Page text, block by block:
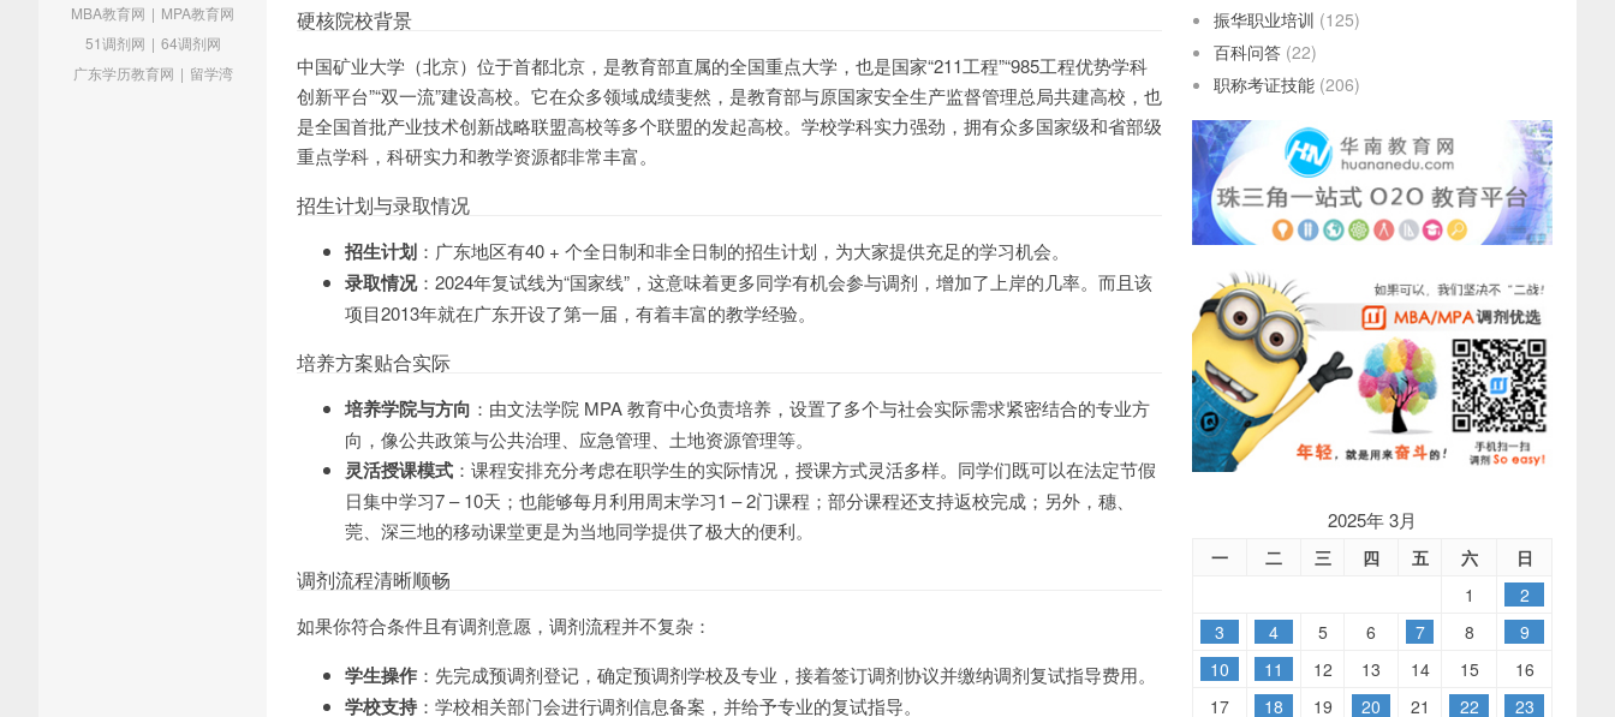
MBA教育网 | MPA教育网
51调剂网 | 64调剂网
广东学历教育网 | 留学湾
硬核院校背景
中国矿业大学（北京）位于首都北京，是教育部直属的全国重点大学，也是国家“211工程”“985工程优势学科
创新平台”“双一流”建设高校。它在众多领域成绩斐然，是教育部与原国家安全生产监督管理总局共建高校，也
是全国首批产业技术创新战略联盟高校等多个联盟的发起高校。学校学科实力强劲，拥有众多国家级和省部级
重点学科，科研实力和教学资源都非常丰富。
招生计划与录取情况
招生计划 ：广东地区有40 + 个全日制和非全日制的招生计划，为大家提供充足的学习机会。
录取情况：2024年复试线为“国家线”，这意味着更多同学有机会参与调剂，增加了上岸的几率。而且该
项目2013年就在广东开设了第一届，有着丰富的教学经验。
培养方案贴合实际
培养学院与方向 ：由文法学院 MPA 教育中心负责培养，设置了多个与社会实际需求紧密结合的专业方
向，像公共政策与公共治理、应急管理、土地资源管理等。
灵活授课模式 ：课程安排充分考虑在职学生的实际情况，授课方式灵活多样。同学们既可以在法定节假
日集中学习7 – 10天；也能够每月利用周末学习1 – 2门课程；部分课程还支持返校完成；另外，穗、
莞、深三地的移动课堂更是为当地同学提供了极大的便利。
调剂流程清晰顺畅
如果你符合条件且有调剂意愿，调剂流程并不复杂：
学生操作 ：先完成预调剂登记，确定预调剂学校及专业，接着签订调剂协议并缴纳调剂复试指导费用。
学校支持：学校相关部门会进行调剂信息备案，并给予专业的复试指导。
振华职业培训 (125)
百科问答 (22)
职称考证技能 (206)
2025年 3月
一 二 三 四 五 六
日
1
2
3
4 5 6 7 8
9
10
11 12 13 14 15
16
17
18 19 20 21 22
23